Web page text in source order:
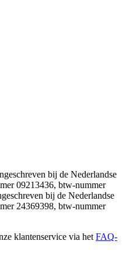
bij de Nederlandse
09213436, btw-nummer
bij de Nederlandse
24369398, btw-nummer
klantenservice via het FAQ-